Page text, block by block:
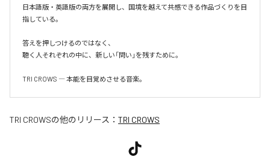
日本語版・英語版の両方を展開し、国境を越えて共感できる作品づくりを目
指している。
答えを押しつけるのではなく、
聴く人それぞれの中に、新しい「問い」を残すために。
TRI CROWS ― 本能を目覚めさせる音楽。
TRI CROWSの他のリリース： TRI CROWS